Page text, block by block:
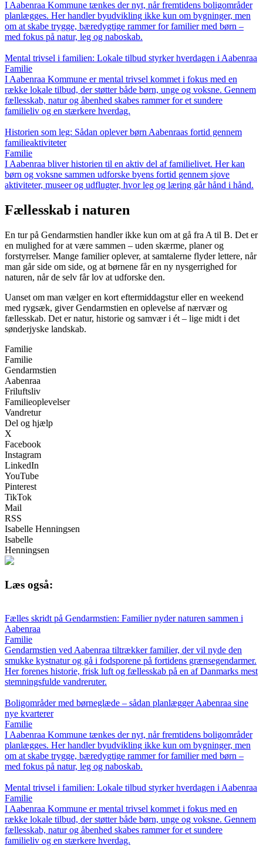
I Aabenraa Kommune tænkes der nyt, når fremtidens boligområder
planlægges. Her handler byudvikling ikke kun om bygninger, men
om at skabe trygge, bæredygtige rammer for familier med børn –
med fokus på natur, leg og naboskab.
Mental trivsel i familien: Lokale tilbud styrker hverdagen i Aabenraa
Familie
I Aabenraa Kommune er mental trivsel kommet i fokus med en
række lokale tilbud, der støtter både børn, unge og voksne. Gennem
fællesskab, natur og åbenhed skabes rammer for et sundere
familieliv og en stærkere hverdag.
Historien som leg: Sådan oplever børn Aabenraas fortid gennem
familieaktiviteter
Familie
I Aabenraa bliver historien til en aktiv del af familielivet. Her kan
børn og voksne sammen udforske byens fortid gennem sjove
aktiviteter, museer og udflugter, hvor leg og læring går hånd i hånd.
Fællesskab i naturen
En tur på Gendarmstien handler ikke kun om at gå fra A til B. Det er
en mulighed for at være sammen – uden skærme, planer og
forstyrrelser. Mange familier oplever, at samtalerne flyder lettere, når
man går side om side, og at børnene får en ny nysgerrighed for
naturen, når de selv får lov at udforske den.
Uanset om man vælger en kort eftermiddagstur eller en weekend
med rygsæk, giver Gendarmstien en oplevelse af nærvær og
fællesskab. Det er natur, historie og samvær i ét – lige midt i det
sønderjyske landskab.
Familie
Familie
Gendarmstien
Aabenraa
Friluftsliv
Familieoplevelser
Vandretur
Del og hjælp
X
Facebook
Instagram
LinkedIn
YouTube
Pinterest
TikTok
Mail
RSS
Isabelle Henningsen
Isabelle
Henningsen
Læs også:
Fælles skridt på Gendarmstien: Familier nyder naturen sammen i
Aabenraa
Familie
Gendarmstien ved Aabenraa tiltrækker familier, der vil nyde den
smukke kystnatur og gå i fodsporene på fortidens grænsegendarmer.
Her forenes historie, frisk luft og fællesskab på en af Danmarks mest
stemningsfulde vandreruter.
Boligområder med børneglæde – sådan planlægger Aabenraa sine
nye kvarterer
Familie
I Aabenraa Kommune tænkes der nyt, når fremtidens boligområder
planlægges. Her handler byudvikling ikke kun om bygninger, men
om at skabe trygge, bæredygtige rammer for familier med børn –
med fokus på natur, leg og naboskab.
Mental trivsel i familien: Lokale tilbud styrker hverdagen i Aabenraa
Familie
I Aabenraa Kommune er mental trivsel kommet i fokus med en
række lokale tilbud, der støtter både børn, unge og voksne. Gennem
fællesskab, natur og åbenhed skabes rammer for et sundere
familieliv og en stærkere hverdag.